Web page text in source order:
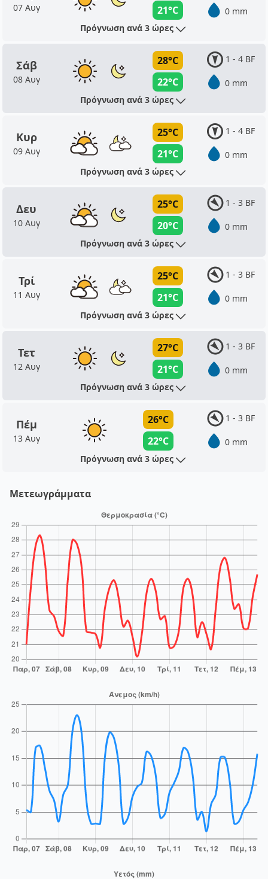
07 Αυγ
21°C
0 mm
Πρόγνωση ανά 3 ώρες
Σάβ
08 Αυγ
28°C
22°C
1 - 4 BF
0 mm
Πρόγνωση ανά 3 ώρες
Κυρ
09 Αυγ
25°C
21°C
1 - 4 BF
0 mm
Πρόγνωση ανά 3 ώρες
Δευ
10 Αυγ
25°C
20°C
1 - 3 BF
0 mm
Πρόγνωση ανά 3 ώρες
Τρί
11 Αυγ
25°C
21°C
1 - 3 BF
0 mm
Πρόγνωση ανά 3 ώρες
Τετ
12 Αυγ
27°C
21°C
1 - 3 BF
0 mm
Πρόγνωση ανά 3 ώρες
Πέμ
13 Αυγ
26°C
22°C
1 - 3 BF
0 mm
Πρόγνωση ανά 3 ώρες
Μετεωγράμματα